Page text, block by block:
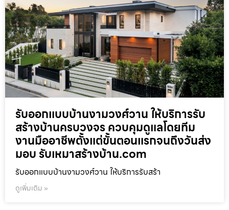
รับออกแบบบ้านงามวงศ์วาน ให้บริการรับ
สร้างบ้านครบวงจร ควบคุมดูแลโดยทีม
งานมืออาชีพตั้งแต่ขั้นตอนแรกจนถึงวันส่ง
มอบ รับเหมาสร้างบ้าน.com
รับออกแบบบ้านงามวงศ์วาน ให้บริการรับสร้า
ดูเพิ่มเติม »